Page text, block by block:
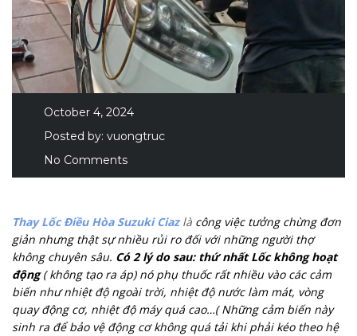
October 4, 2024
Posted by: vuongtruc
No Comments
Thay Lốc Điều Hòa Suzuki Ciaz là công việc tưởng chừng đơn
giản nhưng thật sự nhiều rủi ro đối với những người thợ
không chuyên sâu. Có 2 lý do sau: thứ nhất Lốc không hoạt
động( không tạo ra áp) nó phụ thuốc rất nhiều vào các cảm
biến như nhiệt độ ngoài trời, nhiệt độ nước làm mát, vòng
quay động cơ, nhiệt độ máy quá cao…( Những cảm biến này
sinh ra để bảo vệ động cơ không quá tải khi phải kéo theo hệ